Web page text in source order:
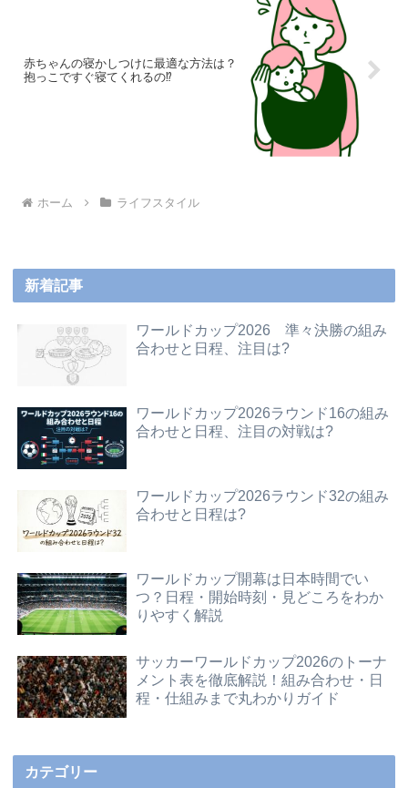
赤ちゃんの寝かしつけに最適な方法は？
抱っこですぐ寝てくれるの⁉
ホーム ライフスタイル
新着記事
ワールドカップ2026 準々決勝の組み
合わせと日程、注目は?
ワールドカップ2026ラウンド16の組み
合わせと日程、注目の対戦は?
ワールドカップ2026ラウンド32の組み
合わせと日程は?
ワールドカップ開幕は日本時間でい
つ？日程・開始時刻・見どころをわか
りやすく解説
サッカーワールドカップ2026のトーナ
メント表を徹底解説！組み合わせ・日
程・仕組みまで丸わかりガイド
カテゴリー